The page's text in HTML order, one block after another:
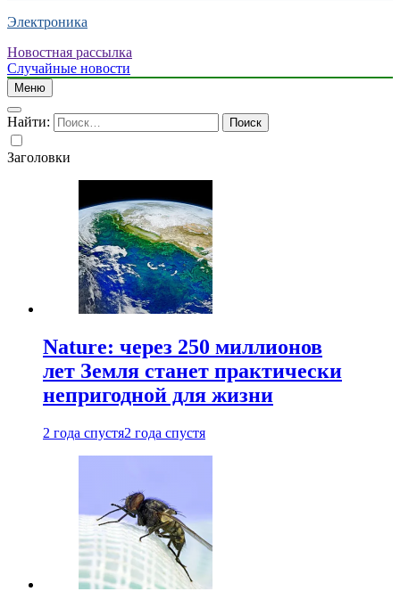
Электроника
Новостная рассылка
Случайные новости
Меню
Найти:
Заголовки
Nature: через 250 миллионов
лет Земля станет практически
непригодной для жизни
2 года спустя2 года спустя